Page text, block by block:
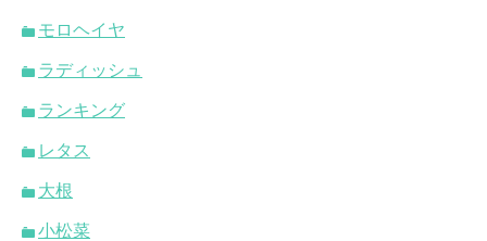
モロヘイヤ
ラディッシュ
ランキング
レタス
大根
小松菜